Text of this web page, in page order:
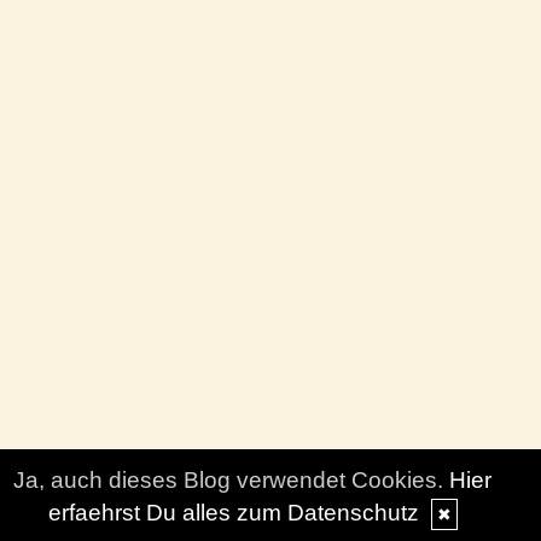
Ja, auch dieses Blog verwendet Cookies. Hier
erfaehrst Du alles zum Datenschutz
✖